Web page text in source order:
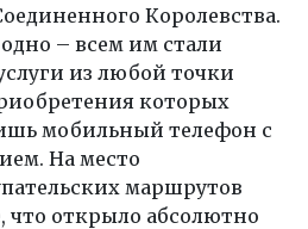
Королевства.
– всем им стали
из любой точки
которых
мобильный телефон с
На место
маршрутов
открыло абсолютно